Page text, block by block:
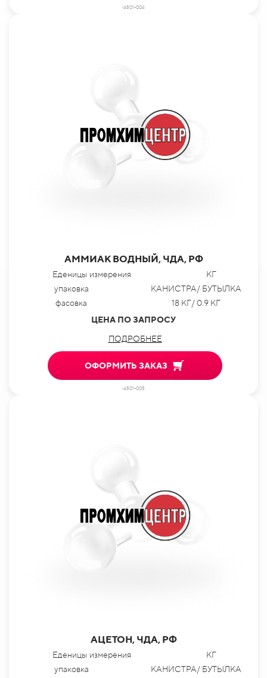
id801-004
АММИАК ВОДНЫЙ, ЧДА, РФ
Еденицы измерения
КГ
упаковка
КАНИСТРА/ БУТЫЛКА
фасовка
18 КГ/ 0.9 КГ
ЦЕНА ПО ЗАПРОСУ
ПОДРОБНЕЕ
ОФОРМИТЬ ЗАКАЗ
id801-005
АЦЕТОН, ЧДА, РФ
Еденицы измерения
КГ
упаковка
КАНИСТРА/ БУТЫЛКА